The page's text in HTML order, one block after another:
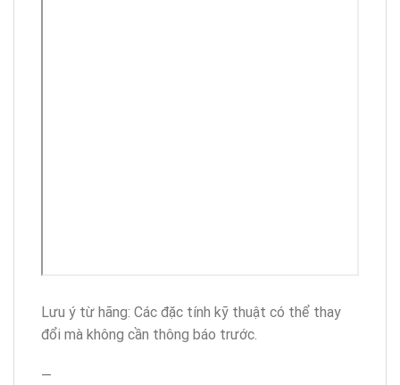
Lưu ý từ hãng: Các đặc tính kỹ thuật có thể thay
đổi mà không cần thông báo trước.
—